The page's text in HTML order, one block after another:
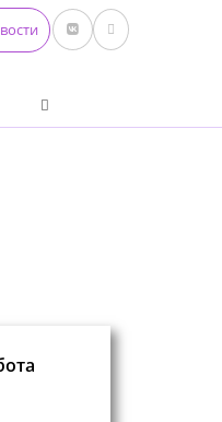
Переключить поиск по